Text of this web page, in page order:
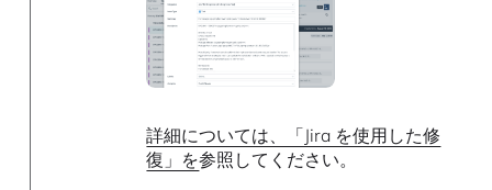
詳細については、「Jira を使用した修
復」を参照してください。